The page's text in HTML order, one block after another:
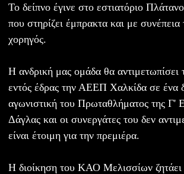
Το δείπνο έγινε στο εστιατόριο
που στηρίζει έμπρακτα και με
χορηγός.
Η ανδρική μας ομάδα θα
εντός έδρας την ΑΕΕΠ Χαλκίδα σε ένα
αγωνιστική του Πρωταθλήματος της Γ'
Δάγλας και οι συνεργάτες του δεν
είναι έτοιμη για την πρεμιέρα.
Η διοίκηση του ΚΑΟ Μελισσίων ζητάει